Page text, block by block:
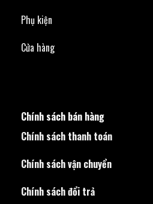
Phụ kiện
Cửa hàng
Chính sách bán hàng
Chính sách thanh toán
Chính sách vận chuyển
Chính sách đổi trả